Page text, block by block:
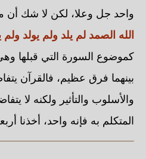
واحد جل وعلا، لكن لا شك أن
الله الصمد لم يلد ولم يولد
كموضوع السورة التي قبلها
بينهما فرق عظيم، فالقرآن
والأسلوب والتأثير ولكنه لا
المتكلم به فإنه واحد، أخذنا